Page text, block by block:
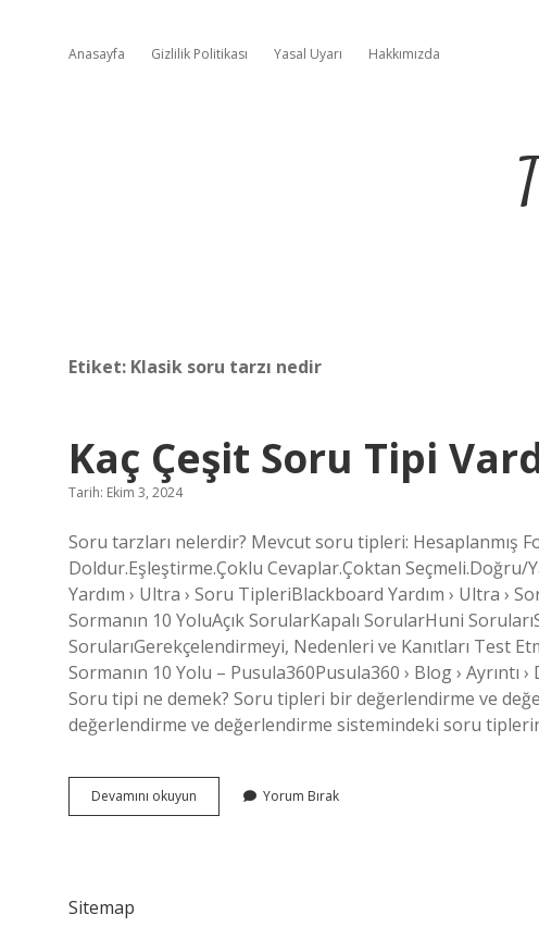
Anasayfa Gizlilik Politikası Yasal Uyarı Hakkımızda
Etiket: Klasik soru tarzı nedir
Kaç Çeşit Soru Tipi
Tarih: Ekim 3, 2024
Soru tarzları nelerdir? Mevcut soru tipleri: Hesaplanmış
Doldur.Eşleştirme.Çoklu Cevaplar.Çoktan Seçmeli.Doğru/
Yardım › Ultra › Soru TipleriBlackboard Yardım › Ultra
Sormanın 10 YoluAçık SorularKapalı SorularHuni
SorularıGerekçelendirmeyi, Nedenleri ve Kanıtları Test
Sormanın 10 Yolu – Pusula360Pusula360 › Blog › Ayrıntı
Soru tipi ne demek? Soru tipleri bir değerlendirme ve
değerlendirme ve değerlendirme sistemindeki soru
Devamını okuyun
Çeşit
Yorum Bırak
Sitemap